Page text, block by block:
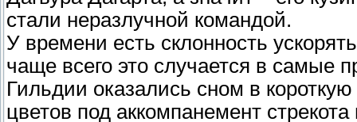
стали неразлучной командой.
У времени есть склонность
чаще всего это случается в самые
Гильдии оказались сном в
цветов под аккомпанемент